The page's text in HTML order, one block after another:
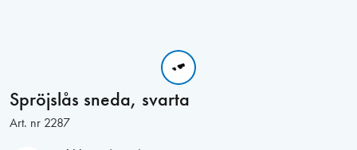
Spröjslås sneda, svarta
Art. nr 2287